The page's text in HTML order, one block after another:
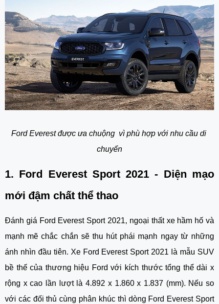
Ford Everest được ưa chuộng  vì phù hợp với nhu cầu di
chuyển
1. Ford Everest Sport 2021 - Diện mạo
mới đậm chất thể thao
Đánh giá Ford Everest Sport 2021, ngoại thất xe hầm hố và
mạnh mẽ chắc chắn sẽ thu hút phái mạnh ngay từ những
ánh nhìn đầu tiên. Xe Ford Everest Sport 2021 là mẫu SUV
bề thế của thương hiệu Ford với kích thước tổng thể dài x
rộng x cao lần lượt là 4.892 x 1.860 x 1.837 (mm). Nếu so
với các đối thủ cùng phân khúc thì dòng Ford Everest Sport